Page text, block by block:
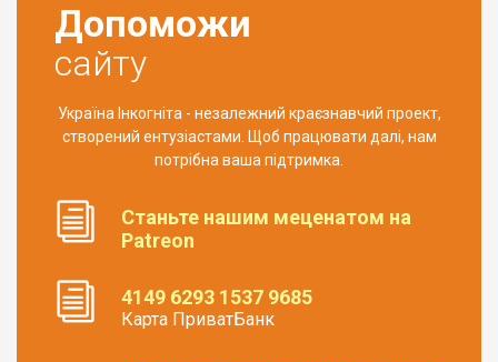
Допоможи
сайту
Україна Інкогніта - незалежний краєзнавчий проект,
створений ентузіастами. Щоб працювати далі, нам
потрібна ваша підтримка.
Станьте нашим меценатом на
Patreon
4149 6293 1537 9685
Карта ПриватБанк